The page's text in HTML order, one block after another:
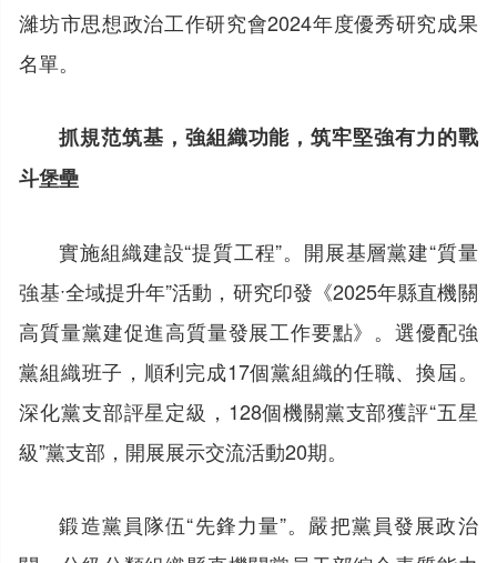
濰坊市思想政治工作研究會2024年度優秀研究成果
名單。
抓規范筑基，強組織功能，筑牢堅強有力的戰
斗堡壘
實施組織建設“提質工程”。開展基層黨建“質量
強基ˑ全域提升年”活動，研究印發《2025年縣直機關
高質量黨建促進高質量發展工作要點》。選優配強
黨組織班子，順利完成17個黨組織的任職、換屆。
深化黨支部評星定級，128個機關黨支部獲評“五星
級”黨支部，開展展示交流活動20期。
鍛造黨員隊伍“先鋒力量”。嚴把黨員發展政治